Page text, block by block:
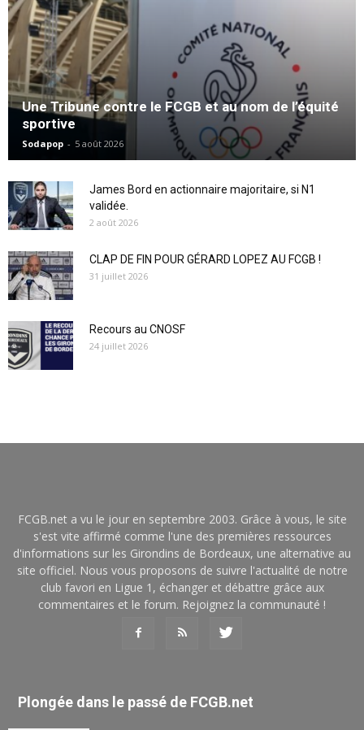
Une Tribune contre le FCGB et au nom de l’équité
sportive
Sodapop - 5 août 2026
James Bord en actionnaire majoritaire, si N1
validée.
2 août 2026
CLAP DE FIN POUR GÉRARD LOPEZ AU FCGB !
31 juillet 2026
Recours au CNOSF
24 juillet 2026
FCGB.net a vu le jour en septembre 2003. Grâce à vous, le site
s'est vite affirmé comme l'une des premières ressources
d'informations sur les Girondins de Bordeaux, une alternative au
site officiel. Nous vous proposons de suivre l'actualité de notre
club favori en Ligue 1, échanger et débattre grâce aux
commentaires et le forum. Rejoignez la communauté !
Plongée dans le passé de FCGB.net